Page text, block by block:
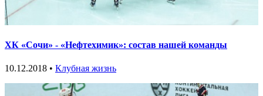
ХК «Сочи» - «Нефтехимик»: состав нашей команды
10.12.2018 • Клубная жизнь